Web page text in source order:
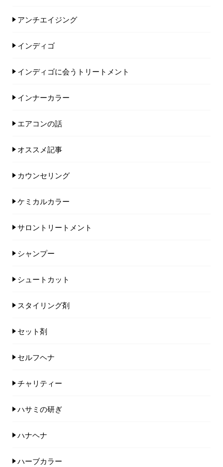
アンチエイジング
インディゴ
インディゴに会うトリートメント
インナーカラー
エアコンの話
オススメ記事
カウンセリング
ケミカルカラー
サロントリートメント
シャンプー
シュートカット
スタイリング剤
セット剤
セルフヘナ
チャリティー
ハサミの研ぎ
ハナヘナ
ハーブカラー